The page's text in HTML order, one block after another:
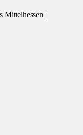
Mittelhessen |